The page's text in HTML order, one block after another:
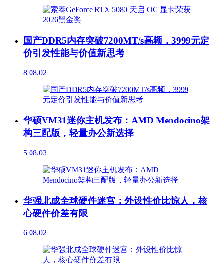
国产DDR5内存突破7200MT/s高频，3999元定
价引发性能与价值新思考
8 08.02
华硕VM31迷你主机发布：AMD Mendocino架
构三配版，轻量办公新选择
5 08.03
华强北成全球硬件迷宫：外设性价比惊人，核
心硬件价差有限
6 08.02